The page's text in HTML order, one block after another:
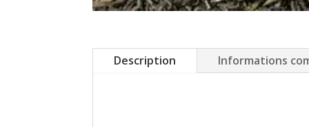
Description Informations